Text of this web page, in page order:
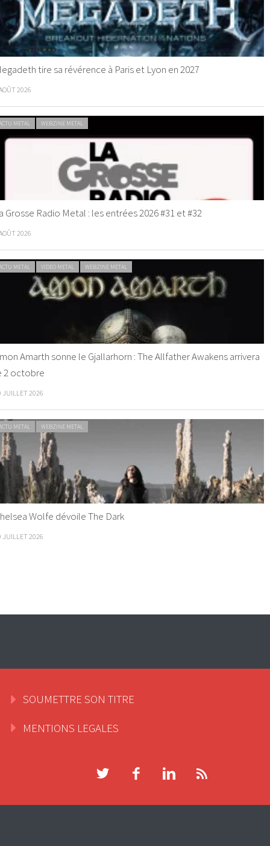
tire sa révérence à Paris et Lyon en 2027
2026
METAL WEBZINE METAL
Grosse Radio Metal : les entrées 2026 #31 et #32
2026
METAL VIDEO METAL WEBZINE METAL
Amarth sonne le Gjallarhorn : The Allfather Awakens arrivera
2 octobre
JUILLET 2026
METAL WEBZINE METAL
Wolfe dévoile The Dark
JUILLET 2026
SOUMETTRE SON TITRE
MENTIONS LEGALES